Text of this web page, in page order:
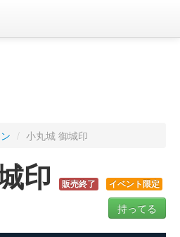
/ 小丸城 御城印
印 販売終了 イベント限定
持ってる